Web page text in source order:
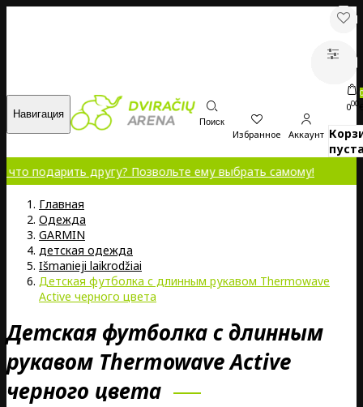
Навигация
Поиск
Избранное Аккаунт
0
000
другу? Позвольте ему выбрать самому!
Главная
Oдежда
GARMIN
детская одежда
Išmanieji laikrodžiai
Детская футболка с длинным рукавом Thermowave
Active черного цвета
Детская футболка с длинным
рукавом Thermowave Active
черного цвета